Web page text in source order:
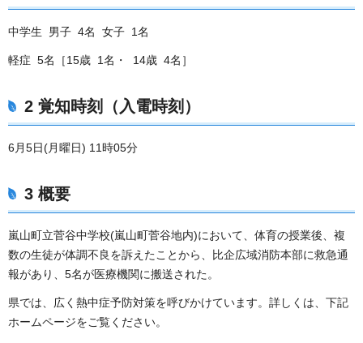
中学生 男子 4名 女子 1名
軽症 5名［15歳 1名・ 14歳 4名］
2 覚知時刻（入電時刻）
6月5日(月曜日) 11時05分
3 概要
嵐山町立菅谷中学校(嵐山町菅谷地内)において、体育の授業後、複
数の生徒が体調不良を訴えたことから、比企広域消防本部に救急通
報があり、5名が医療機関に搬送された。
県では、広く熱中症予防対策を呼びかけています。詳しくは、下記
ホームページをご覧ください。